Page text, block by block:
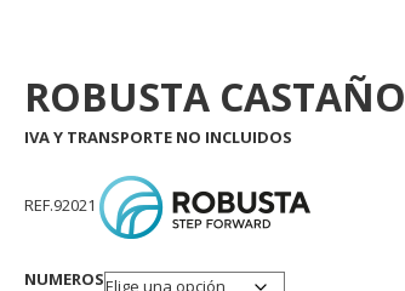
ROBUSTA CASTAÑO
IVA Y TRANSPORTE NO INCLUIDOS
REF.92021
NUMEROS